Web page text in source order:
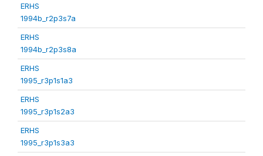
ERHS
1994b_r2p3s7a
ERHS
1994b_r2p3s8a
ERHS
1995_r3p1s1a3
ERHS
1995_r3p1s2a3
ERHS
1995_r3p1s3a3